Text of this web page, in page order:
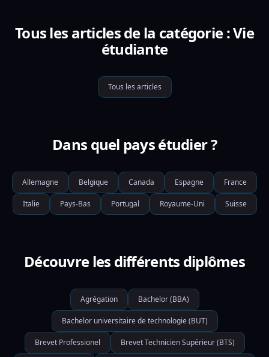
Tous les articles de la catégorie : Vie
étudiante
Tous les articles
Dans quel pays étudier ?
Allemagne Belgique Canada Espagne France
Italie Pays-Bas Portugal Royaume-Uni Suisse
Découvre les différents diplômes
Agrégation Bachelor (BBA)
Bachelor universitaire de technologie (BUT)
Brevet Professionel Brevet Technicien Supérieur (BTS)